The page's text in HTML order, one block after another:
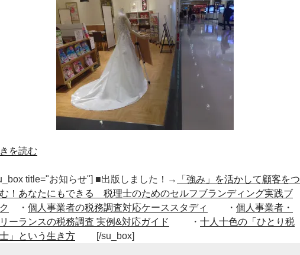
を読む
title="お知らせ"] ■出版しました！→
「強み」を活かして顧客をつ
！あなたにもできる 税理士のためのセルフブランディング実践ブ
・ 個人事業者の税務調査対応ケーススタディ ・ 個人事業者・
ーランスの税務調査 実例&対応ガイド
・ 十人十色の「ひとり税
」という生き方 [/su_box]